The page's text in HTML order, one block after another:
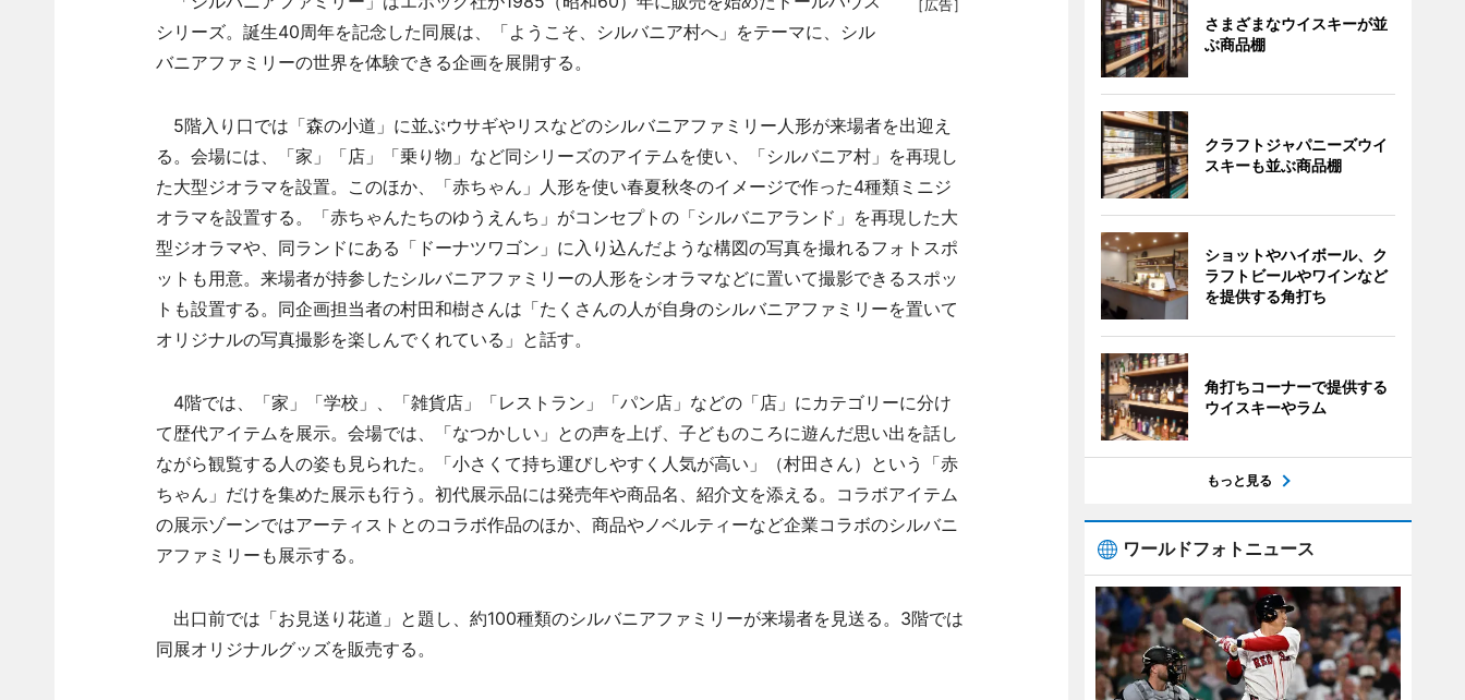
［広告］
シリーズ。誕生40周年を記念した同展は、「ようこそ、シルバニア村へ」をテーマに、シル
バニアファミリーの世界を体験できる企画を展開する。
5階入り口では「森の小道」に並ぶウサギやリスなどのシルバニアファミリー人形が来場者を出迎え
る。会場には、「家」「店」「乗り物」など同シリーズのアイテムを使い、「シルバニア村」を再現し
た大型ジオラマを設置。このほか、「赤ちゃん」人形を使い春夏秋冬のイメージで作った4種類ミニジ
オラマを設置する。「赤ちゃんたちのゆうえんち」がコンセプトの「シルバニアランド」を再現した大
型ジオラマや、同ランドにある「ドーナツワゴン」に入り込んだような構図の写真を撮れるフォトスポ
ットも用意。来場者が持参したシルバニアファミリーの人形をシオラマなどに置いて撮影できるスポッ
トも設置する。同企画担当者の村田和樹さんは「たくさんの人が自身のシルバニアファミリーを置いて
オリジナルの写真撮影を楽しんでくれている」と話す。
4階では、「家」「学校」、「雑貨店」「レストラン」「パン店」などの「店」にカテゴリーに分け
て歴代アイテムを展示。会場では、「なつかしい」との声を上げ、子どものころに遊んだ思い出を話し
ながら観覧する人の姿も見られた。「小さくて持ち運びしやすく人気が高い」（村田さん）という「赤
ちゃん」だけを集めた展示も行う。初代展示品には発売年や商品名、紹介文を添える。コラボアイテム
の展示ゾーンではアーティストとのコラボ作品のほか、商品やノベルティーなど企業コラボのシルバニ
アファミリーも展示する。
出口前では「お見送り花道」と題し、約100種類のシルバニアファミリーが来場者を見送る。3階では
同展オリジナルグッズを販売する。
さまざまなウイスキーが並
ぶ商品棚
クラフトジャパニーズウイ
スキーも並ぶ商品棚
ショットやハイボール、ク
ラフトビールやワインなど
を提供する角打ち
角打ちコーナーで提供する
ウイスキーやラム
もっと見る
ワールドフォトニュース